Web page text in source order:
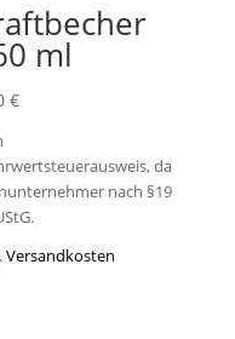
ml
€
da
nach §19
Versandkosten